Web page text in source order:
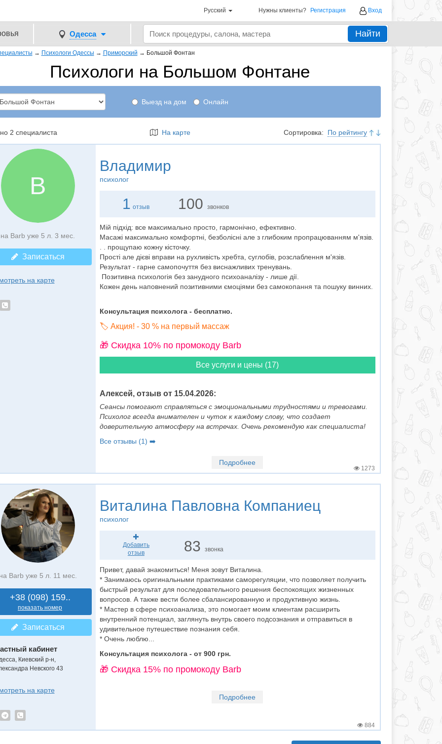
Русский Нужны клиенты? Регистрация Вход
Одесса Найти
→ Психологи Одессы → Приморский → Большой Фонтан
Психологи на Большом Фонтане
Выезд на дом Онлайн
2 специалиста На карте Сортировка: По рейтингу
В
на Barb уже 5 л. 3 мес.
Записаться
на карте
Владимир
психолог
1 отзыв 100звонков
Мій підхід: все максимально просто, гармонічно, ефективно.
Масажі максимально комфортні, безболісні але з глибоким пропрацюванням м'язів.
. . прощупаю кожну кісточку.
Прості але дієві вправи на рухливість хребта, суглобів, розслаблення м'язів.
Результат - гарне самопочуття без виснажливих тренувань.
Позитивна психологія без занудного психоаналізу - лише дії.
Кожен день наповнений позитивними ємоціями без самокопання та пошуку винних.
Консультация психолога - бесплатно.
🏷️ Акция! - 30 % на первый массаж
🎁 Cкидка 10% по промокоду Barb
Все услуги и цены (17)
Алексей, отзыв от 15.04.2026:
Сеансы помогают справляться с эмоциональными трудностями и тревогами.
Психолог всегда внимателен и чуток к каждому слову, что создает
доверительную атмосферу на встречах. Очень рекомендую как специалиста!
Все отзывы (1) ➡️
Подробнее
1273
Barb уже 5 л. 11 мес.
+38 (098) 159..
показать номер
Записаться
кабинет
Киевский р-н,
Невского 43
на карте
Виталина Павловна Компаниец
психолог
Добавить
отзыв
83 звонка
Привет, давай знакомиться! Меня зовут Виталина.
* Занимаюсь оригинальными практиками саморегуляции, что позволяет получить
быстрый результат для последовательного решения беспокоящих жизненных
вопросов. А также вести более сбалансированную и продуктивную жизнь.
* Мастер в сфере психоанализа, это помогает моим клиентам расширить
внутренний потенциал, заглянуть внутрь своего подсознания и отправиться в
удивительное путешествие познания себя.
* Очень люблю...
Консультация психолога - от 900 грн.
🎁 Cкидка 15% по промокоду Barb
Подробнее
884